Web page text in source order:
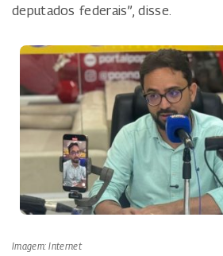
deputados federais”, disse.
Imagem: Internet